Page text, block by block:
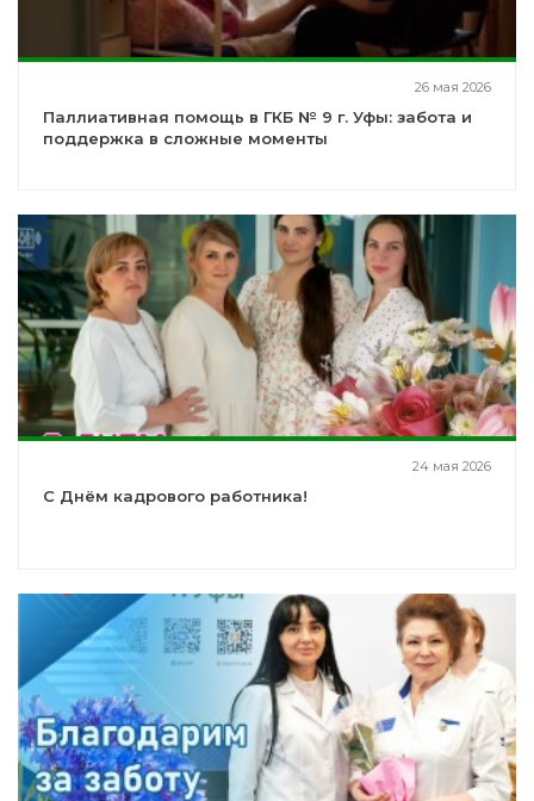
26 мая 2026
Паллиативная помощь в ГКБ № 9 г. Уфы: забота и
поддержка в сложные моменты
24 мая 2026
С Днём кадрового работника!